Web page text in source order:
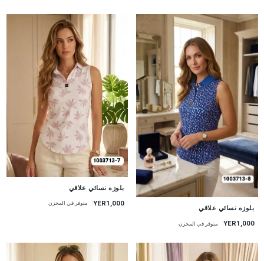
جديد
بلوزه نسائي علاقي
YER1,000 متوفر في المخزن
بلوزه نسائي علاقي
YER1,000 متوفر في المخزن